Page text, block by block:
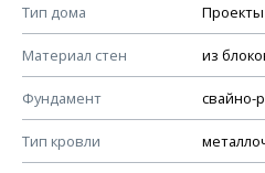
Тип дома
Материал стен из
Фундамент свайно-
Тип кровли
Смотрите советы по
КОНСТРУКТИВНЫЕ РЕШЕНИЯ
Ведомость рабочих
План фундамента
Устройство фундамента,